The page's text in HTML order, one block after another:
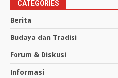
CATEGORIES
Berita
Budaya dan Tradisi
Forum & Diskusi
Informasi